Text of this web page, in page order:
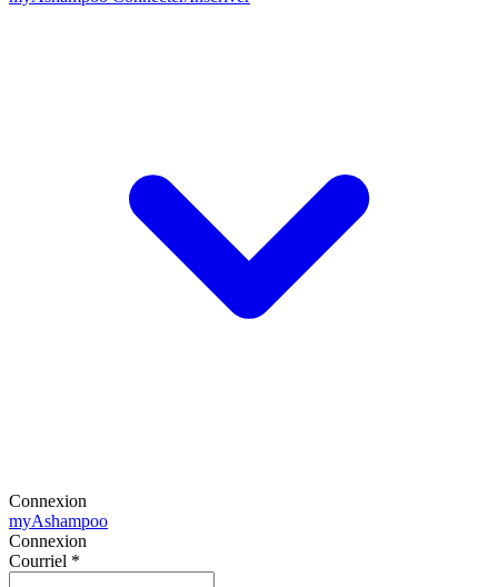
Connexion
myAshampoo
Connexion
Courriel *